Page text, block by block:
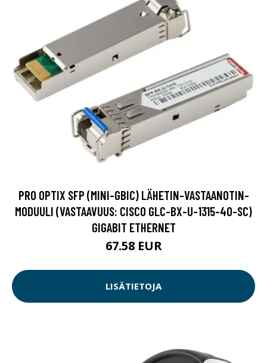
PRO OPTIX SFP (MINI-GBIC) LÄHETIN-VASTAANOTIN-
MODUULI (VASTAAVUUS: CISCO GLC-BX-U-1315-40-SC)
GIGABIT ETHERNET
67.58 EUR
LISÄTIETOJA